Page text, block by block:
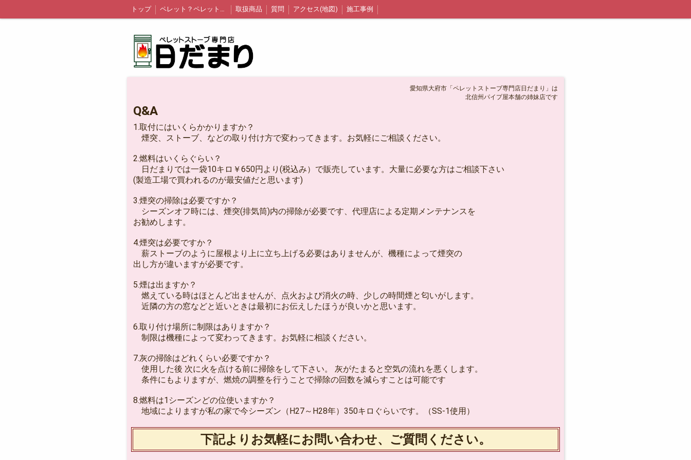
トップ ペレット？ペレットストーブ？ 取扱商品 質問 アクセス(地図) 施工事例
愛知県大府市「ペレットストーブ専門店日だまり」は
北信州パイプ屋本舗の姉妹店です
Q&A
1.取付にはいくらかかりますか？
煙突、ストーブ、などの取り付け方で変わってきます。お気軽にご相談ください。
2.燃料はいくらぐらい？
日だまりでは一袋10キロ￥650円より(税込み）で販売しています。大量に必要な方はご相談下さい
(製造工場で買われるのが最安値だと思います)
3.煙突の掃除は必要ですか？
シーズンオフ時には、煙突(排気筒)内の掃除が必要です、代理店による定期メンテナンスを
お勧めします。
4.煙突は必要ですか？
薪ストーブのように屋根より上に立ち上げる必要はありませんが、機種によって煙突の
出し方が違いますが必要です。
5.煙は出ますか？
燃えている時はほとんど出ませんが、点火および消火の時、少しの時間煙と匂いがします。
近隣の方の窓などと近いときは最初にお伝えしたほうが良いかと思います。
6.取り付け場所に制限はありますか？
制限は機種によって変わってきます。お気軽に相談ください。
7.灰の掃除はどれくらい必要ですか？
使用した後 次に火を点ける前に掃除をして下さい。 灰がたまると空気の流れを悪くします。
条件にもよりますが、燃焼の調整を行うことで掃除の回数を減らすことは可能です
8.燃料は1シーズンどの位使いますか？
地域によりますが私の家で今シーズン（H27～H28年）350キロぐらいです。（SS-1使用）
下記よりお気軽にお問い合わせ、ご質問ください。